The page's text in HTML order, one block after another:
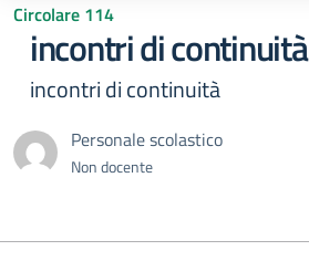
Circolare 114
incontri di continuità
incontri di continuità
Personale scolastico
Non docente